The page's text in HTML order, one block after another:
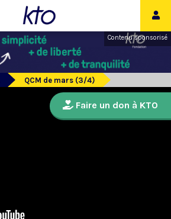
Contenu sponsorisé
QCM de mars (3/4)
Faire un don à KTO